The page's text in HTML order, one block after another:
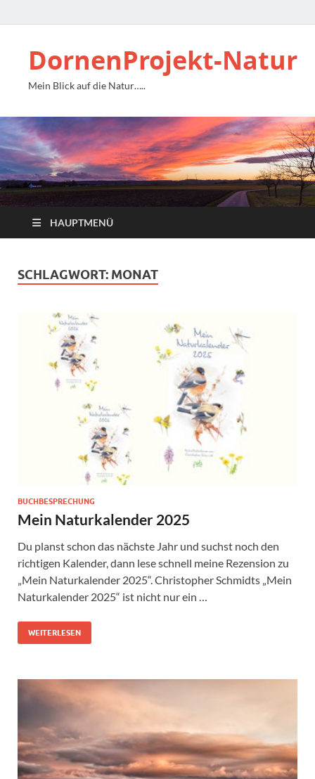
DornenProjekt-Natur
Mein Blick auf die Natur…..
HAUPTMENÜ
SCHLAGWORT: MONAT
BUCHBESPRECHUNG
Mein Naturkalender 2025
Du planst schon das nächste Jahr und suchst noch den
richtigen Kalender, dann lese schnell meine Rezension zu
„Mein Naturkalender 2025“. Christopher Schmidts „Mein
Naturkalender 2025“ ist nicht nur ein …
WEITERLESEN